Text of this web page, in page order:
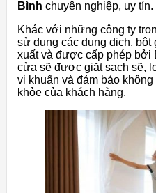
Bình chuyên nghiệp, uy tín.
Khác với những công ty
sử dụng các dung dịch, bột
xuất và được cấp phép bởi
cửa sẽ được giặt sạch sẽ,
vi khuẩn và đảm bảo
khỏe của khách hàng.